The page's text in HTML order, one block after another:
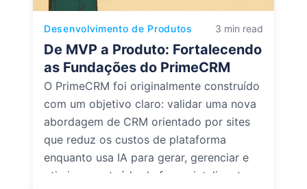
Desenvolvimento de Produtos 3 min read
De MVP a Produto: Fortalecendo
as Fundações do PrimeCRM
O PrimeCRM foi originalmente construído
com um objetivo claro: validar uma nova
abordagem de CRM orientado por sites
que reduz os custos de plataforma
enquanto usa IA para gerar, gerenciar e
otimizar conteúdo de forma inteligente.